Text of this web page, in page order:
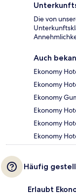
Die von
Auch
Ekonomy
Ekonomy
Ekonomy
Ekonomy
Ekonomy
Ekonomy
Häufig
Erlaubt